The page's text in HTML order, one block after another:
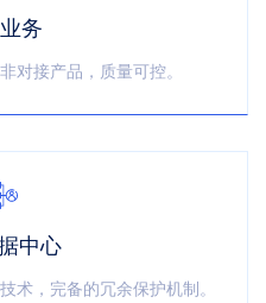
务
对接产品，质量可控。
中心
术，完备的冗余保护机制。